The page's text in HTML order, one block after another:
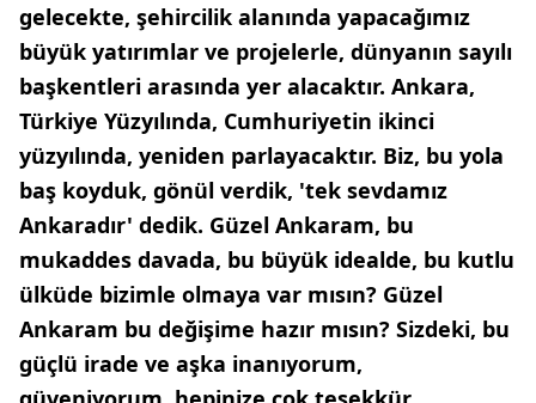
gelecekte, şehircilik alanında yapacağımız
büyük yatırımlar ve projelerle, dünyanın sayılı
başkentleri arasında yer alacaktır. Ankara,
Türkiye Yüzyılında, Cumhuriyetin ikinci
yüzyılında, yeniden parlayacaktır. Biz, bu yola
baş koyduk, gönül verdik, 'tek sevdamız
Ankaradır' dedik. Güzel Ankaram, bu
mukaddes davada, bu büyük idealde, bu kutlu
ülküde bizimle olmaya var mısın? Güzel
Ankaram bu değişime hazır mısın? Sizdeki, bu
güçlü irade ve aşka inanıyorum,